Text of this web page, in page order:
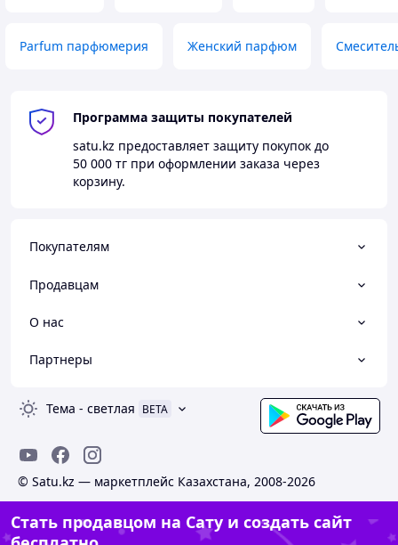
Parfum парфюмерия Женский парфюм
Программа защиты покупателей
satu.kz предоставляет защиту покупок до
50 000 тг при оформлении заказа через
корзину.
Покупателям
Продавцам
О нас
Партнеры
Тема - светлая BETA
© Satu.kz — маркетплейс Казахстана, 2008-2026
Стать продавцом на Сату и создать сайт